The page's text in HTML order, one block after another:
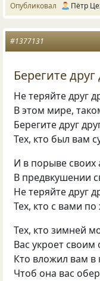
Опубликовал Пётр
#1377131
Берегите
Не теряйте друг
В этом мире,
Берегите друг
Тех, кто был вам
И в порыве своих
В предвкушении
Не теряйте друг
Тех, кто с вами
Тех, кто зимней
Вас укроет своим
Кто вложил вам в
Чтоб она вас